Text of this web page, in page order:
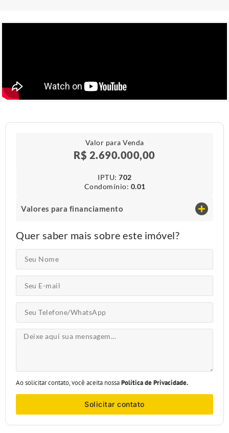
Valor para Venda
R$ 2.690.000,00
IPTU​: 702
Condomínio​: 0.01
Valores para financiamento
Quer saber mais sobre este imóvel?
Ao solicitar contato, você aceita nossaPolítica de Privacidade.
Solicitar contato